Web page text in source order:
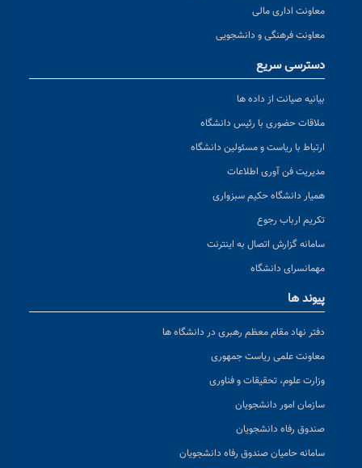
معاونت اداری مالی
معاونت فرهنگی و دانشجویی
دسترسی سریع
بیانیه صیانت از داده ها
ملاقات حضوری با رئیس دانشگاه
ارتباط با ریاست و مسئولین دانشگاه
مدیریت فن آوری اطلاعات
همیار دانشگاه حکیم سبزواری
تکریم ارباب رجوع
سامانه گزارش اتصال به اینترنت
مهمانسرای دانشگاه
پیوند ها
دفتر نهاد مقام معظم رهبری در دانشگاه ها
معاونت علمی ریاست جمهوری
وزارت علوم، تحقیقات و فناوری
سازمان امور دانشجویان
صندوق رفاه دانشجویان
سامانه حامیان صندوق رفاه دانشجویان